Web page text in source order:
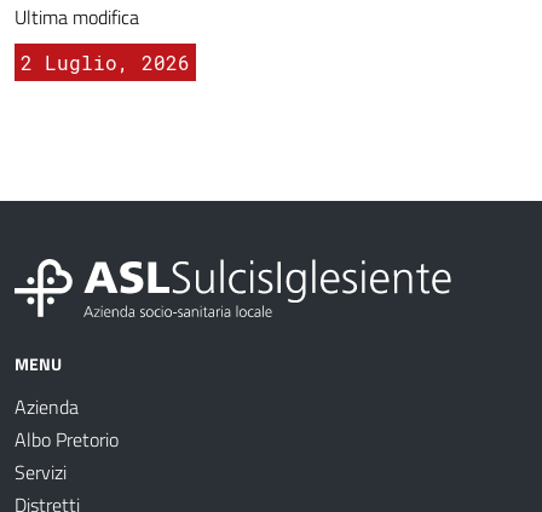
Ultima modifica
2 Luglio, 2026
MENU
Azienda
Albo Pretorio
Servizi
Distretti